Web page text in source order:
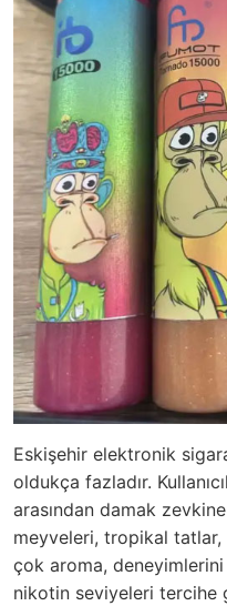
Eskişehir elektronik
oldukça fazladır.
arasından damak
meyveleri, tropikal
çok aroma,
nikotin seviyeleri tercihe